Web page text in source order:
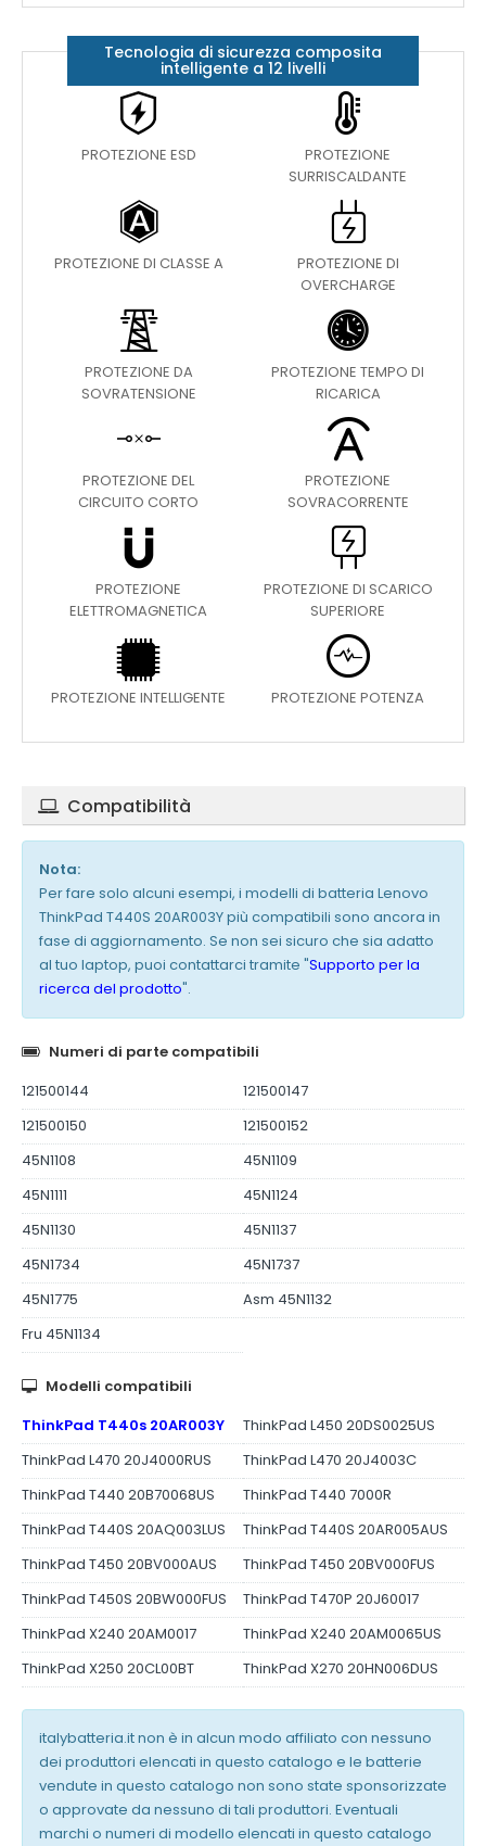
Tecnologia di sicurezza composita
intelligente a 12 livelli
PROTEZIONE ESD
PROTEZIONE
SURRISCALDANTE
PROTEZIONE DI CLASSE A
PROTEZIONE DI
OVERCHARGE
PROTEZIONE DA
SOVRATENSIONE
PROTEZIONE TEMPO DI
RICARICA
PROTEZIONE DEL
CIRCUITO CORTO
PROTEZIONE
SOVRACORRENTE
PROTEZIONE
ELETTROMAGNETICA
PROTEZIONE DI SCARICO
SUPERIORE
PROTEZIONE INTELLIGENTE PROTEZIONE POTENZA
Compatibilità
Nota:
Per fare solo alcuni esempi, i modelli di batteria Lenovo
ThinkPad T440S 20AR003Y più compatibili sono ancora in
fase di aggiornamento. Se non sei sicuro che sia adatto
al tuo laptop, puoi contattarci tramite "Supporto per la
ricerca del prodotto".
Numeri di parte compatibili
121500144
121500147
121500150
121500152
45N1108
45N1109
45N1111
45N1124
45N1130
45N1137
45N1734
45N1737
45N1775
Asm 45N1132
Fru 45N1134
Modelli compatibili
ThinkPad T440s 20AR003Y
ThinkPad L450 20DS0025US
ThinkPad L470 20J4000RUS
ThinkPad L470 20J4003C
ThinkPad T440 20B70068US
ThinkPad T440 7000R
ThinkPad T440S 20AQ003LUS
ThinkPad T440S 20AR005AUS
ThinkPad T450 20BV000AUS
ThinkPad T450 20BV000FUS
ThinkPad T450S 20BW000FUS
ThinkPad T470P 20J60017
ThinkPad X240 20AM0017
ThinkPad X240 20AM0065US
ThinkPad X250 20CL00BT
ThinkPad X270 20HN006DUS
italybatteria.it non è in alcun modo affiliato con nessuno
dei produttori elencati in questo catalogo e le batterie
vendute in questo catalogo non sono state sponsorizzate
o approvate da nessuno di tali produttori. Eventuali
marchi o numeri di modello elencati in questo catalogo